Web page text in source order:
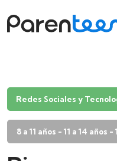
Redes Sociales y
8 a 11 años - 11 a 14 años -